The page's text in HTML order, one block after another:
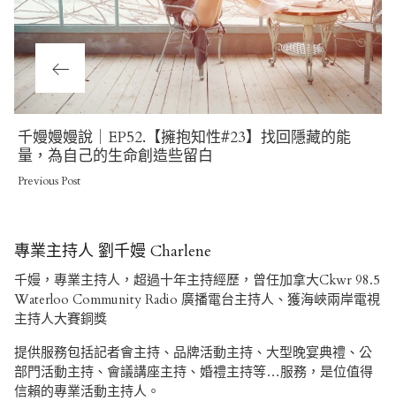
Previous
Post
千嫚嫚嫚說｜EP52.【擁抱知性#23】找回隱藏的能
量，為自己的生命創造些留白
Previous Post
專業主持人 劉千嫚 Charlene
千嫚，專業主持人，超過十年主持經歷，曾任加拿大Ckwr 98.5
Waterloo Community Radio 廣播電台主持人、獲海峽兩岸電視
主持人大賽銅獎
提供服務包括記者會主持、品牌活動主持、大型晚宴典禮、公
部門活動主持、會議講座主持、婚禮主持等…服務，是位值得
信賴的專業活動主持人。